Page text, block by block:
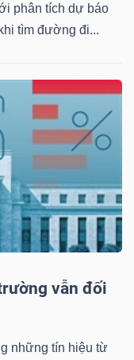
phân tích dự báo
tìm đường đi...
vẫn đối
những tín hiệu từ